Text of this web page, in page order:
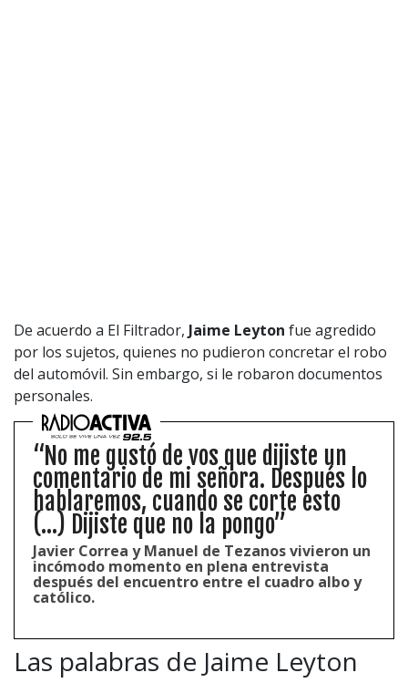
De acuerdo a El Filtrador, Jaime Leyton fue agredido
por los sujetos, quienes no pudieron concretar el robo
del automóvil. Sin embargo, si le robaron documentos
personales.
“No me gustó de vos que dijiste un
comentario de mi señora. Después lo
hablaremos, cuando se corte esto
(...) Dijiste que no la pongo”
Javier Correa y Manuel de Tezanos vivieron un
incómodo momento en plena entrevista
después del encuentro entre el cuadro albo y
católico.
Las palabras de Jaime Leyton